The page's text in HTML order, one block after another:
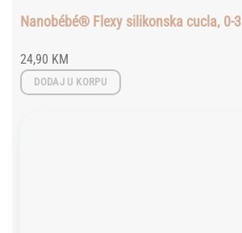
Nanobébé® Flexy silikonska cucla, 0-
24,90 KM
DODAJ U KORPU